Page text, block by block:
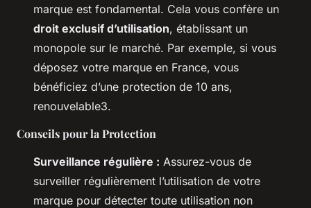
marque est fondamental. Cela vous confère un
droit exclusif d’utilisation, établissant un
monopole sur le marché. Par exemple, si vous
déposez votre marque en France, vous
bénéficiez d’une protection de 10 ans,
renouvelable3.
Conseils pour la Protection
Surveillance régulière : Assurez-vous de
surveiller régulièrement l’utilisation de votre
marque pour détecter toute utilisation non